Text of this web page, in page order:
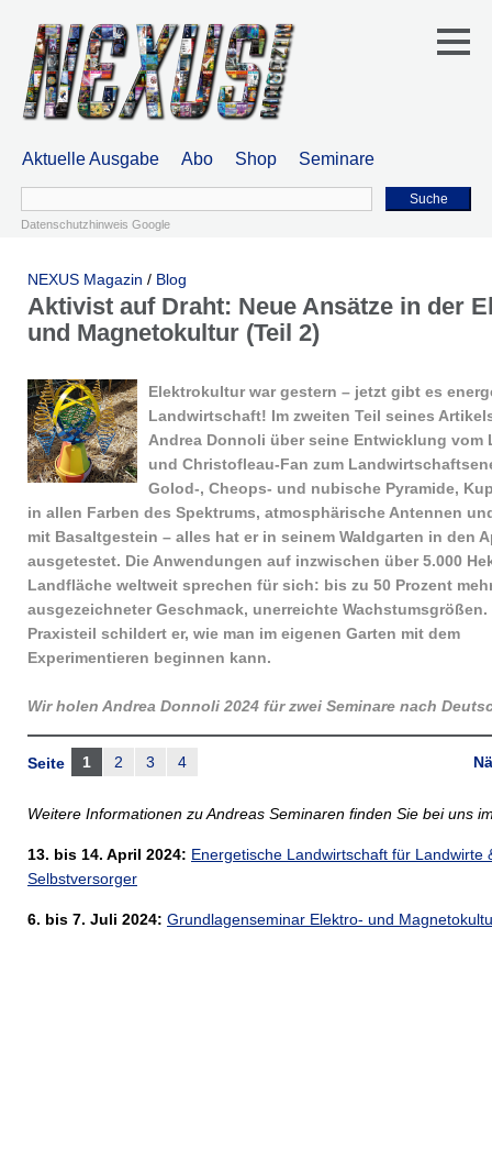
Aktuelle Ausgabe Abo Shop Seminare
Suche
Datenschutzhinweis Google
NEXUS Magazin / Blog
Aktivist auf Draht: Neue Ansätze in der
und Magnetokultur (Teil 2)
Elektrokultur war gestern – jetzt gibt es
Landwirtschaft! Im zweiten Teil seines
Andrea Donnoli über seine Entwicklung vom
und Christofleau-Fan zum
Golod-, Cheops- und nubische Pyramide,
in allen Farben des Spektrums, atmosphärische Antennen
mit Basaltgestein – alles hat er in seinem Waldgarten in den
ausgetestet. Die Anwendungen auf inzwischen über 5.000
Landfläche weltweit sprechen für sich: bis zu 50 Prozent
ausgezeichneter Geschmack, unerreichte Wachstumsgrößen.
Praxisteil schildert er, wie man im eigenen Garten mit dem
Experimentieren beginnen kann.
Wir holen Andrea Donnoli 2024 für zwei Seminare nach
Seite 1 2 3 4
Weitere Informationen zu Andreas Seminaren finden Sie bei uns
13. bis 14. April 2024: Energetische Landwirtschaft für Landwirte
Selbstversorger
6. bis 7. Juli 2024: Grundlagenseminar Elektro- und